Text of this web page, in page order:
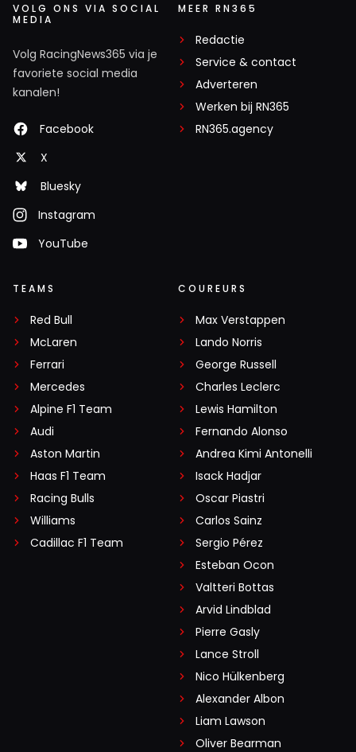
VOLG ONS VIA SOCIAL
MEDIA
Volg RacingNews365 via je
favoriete social media
kanalen!
Facebook
X
Bluesky
Instagram
YouTube
MEER RN365
Redactie
Service & contact
Adverteren
Werken bij RN365
RN365.agency
TEAMS
Red Bull
McLaren
Ferrari
Mercedes
Alpine F1 Team
Audi
Aston Martin
Haas F1 Team
Racing Bulls
Williams
Cadillac F1 Team
COUREURS
Max Verstappen
Lando Norris
George Russell
Charles Leclerc
Lewis Hamilton
Fernando Alonso
Andrea Kimi Antonelli
Isack Hadjar
Oscar Piastri
Carlos Sainz
Sergio Pérez
Esteban Ocon
Valtteri Bottas
Arvid Lindblad
Pierre Gasly
Lance Stroll
Nico Hülkenberg
Alexander Albon
Liam Lawson
Oliver Bearman